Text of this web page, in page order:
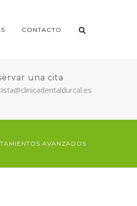
CONTACTO
una cita
AVANZADOS